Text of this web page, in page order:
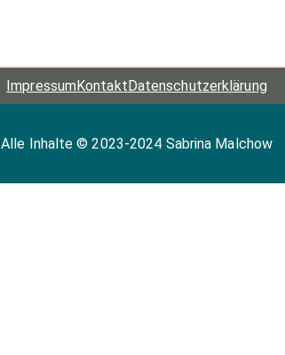
ImpressumKontaktDatenschutz­erklärung
Alle Inhalte © 2023-2024 Sabrina Malchow